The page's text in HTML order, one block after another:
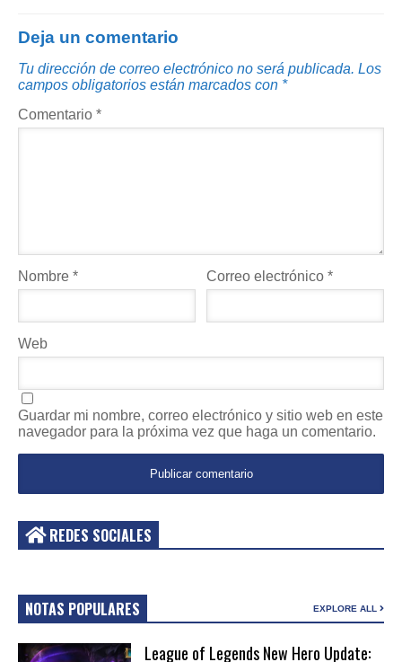
Deja un comentario
Tu dirección de correo electrónico no será publicada. Los
campos obligatorios están marcados con *
Comentario *
Nombre * Correo electrónico*
Web
Guardar mi nombre, correo electrónico y sitio web en este
navegador para la próxima vez que haga un comentario.
REDES SOCIALES
NOTAS POPULARES EXPLORE ALL
League of Legends New Hero Update: